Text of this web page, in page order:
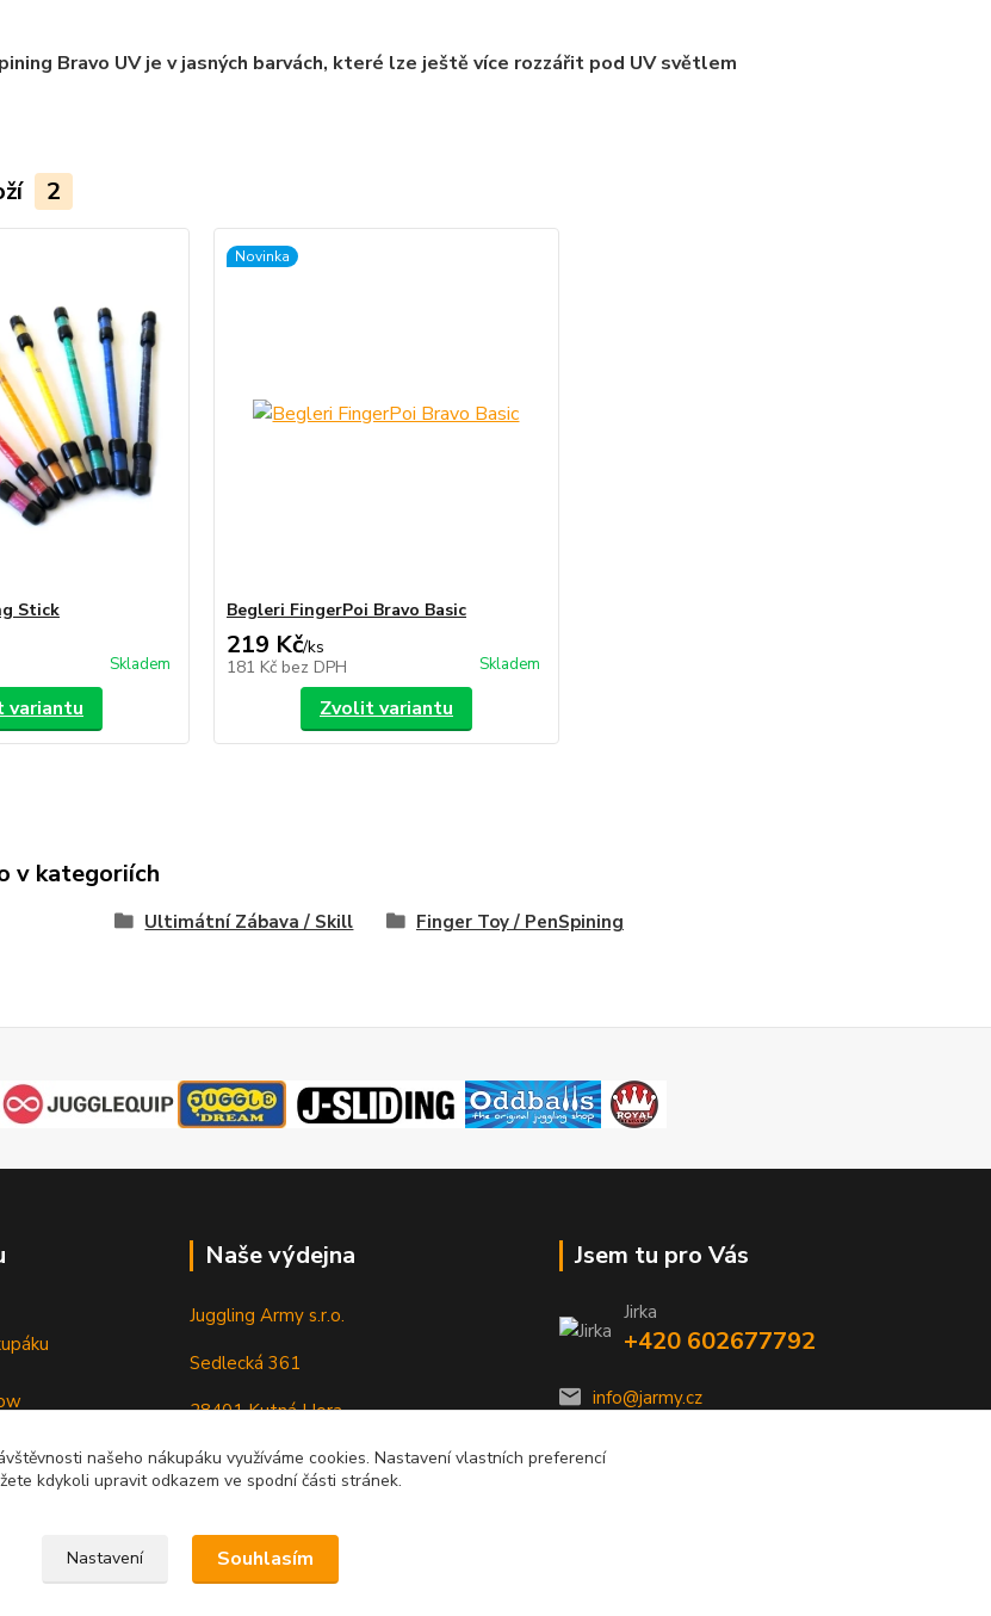
Bravo UV je v jasných barvách, které lze ještě více rozzářit pod UV světlem
2
Stick
Skladem
variantu
Novinka
Begleri FingerPoi Bravo Basic
219 Kč/ks
181 Kč bez DPH Skladem
Zvolit variantu
v kategoriích
Ultimátní Zábava / Skill Finger Toy / PenSpining
Naše výdejna
Juggling Army s.r.o.
Sedlecká 361
28401 Kutná Hora
Jsem tu pro Vás
Jirka
+420 602677792
info@jarmy.cz
našeho nákupáku využíváme cookies. Nastavení vlastních preferencí
kdykoli upravit odkazem ve spodní části stránek.
Nastavení Souhlasím